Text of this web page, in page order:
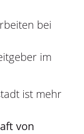
bei
im
ist mehr
von